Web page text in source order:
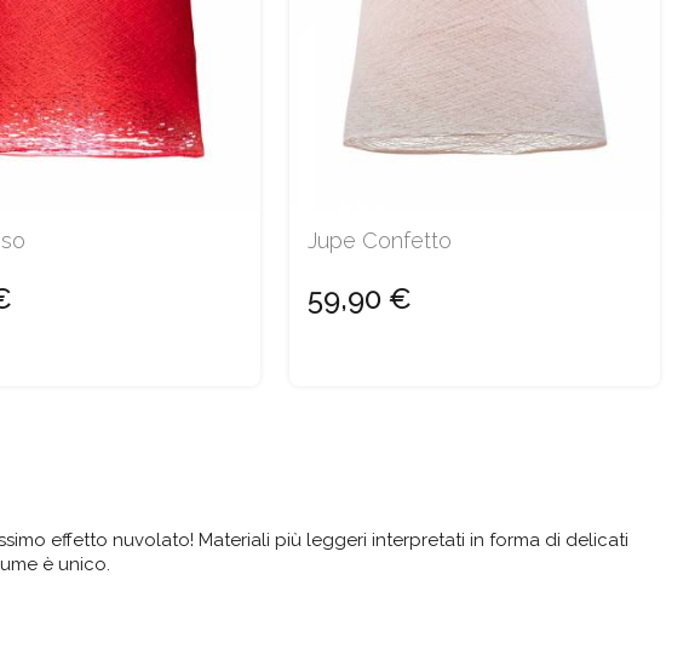
Jupe Confetto
59,90 €
effetto nuvolato! Materiali più leggeri interpretati in forma di delicati
è unico.